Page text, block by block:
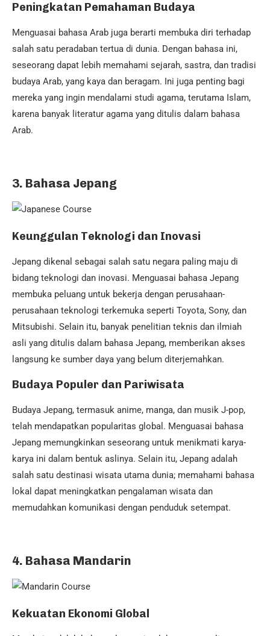
Peningkatan Pemahaman Budaya
Menguasai bahasa Arab juga berarti membuka diri terhadap
salah satu peradaban tertua di dunia. Dengan bahasa ini,
seseorang dapat lebih memahami sejarah, sastra, dan tradisi
budaya Arab, yang kaya dan beragam. Ini juga penting bagi
mereka yang ingin mendalami studi agama, terutama Islam,
karena banyak literatur agama yang ditulis dalam bahasa
Arab.
3. Bahasa Jepang
Keunggulan Teknologi dan Inovasi
Jepang dikenal sebagai salah satu negara paling maju di
bidang teknologi dan inovasi. Menguasai bahasa Jepang
membuka peluang untuk bekerja dengan perusahaan-
perusahaan teknologi terkemuka seperti Toyota, Sony, dan
Mitsubishi. Selain itu, banyak penelitian teknis dan ilmiah
asli yang ditulis dalam bahasa Jepang, memberikan akses
langsung ke sumber daya yang belum diterjemahkan.
Budaya Populer dan Pariwisata
Budaya Jepang, termasuk anime, manga, dan musik J-pop,
telah mendapatkan popularitas global. Menguasai bahasa
Jepang memungkinkan seseorang untuk menikmati karya-
karya ini dalam bentuk aslinya. Selain itu, Jepang adalah
salah satu destinasi wisata utama dunia; memahami bahasa
lokal dapat meningkatkan pengalaman wisata dan
memudahkan komunikasi dengan penduduk setempat.
4. Bahasa Mandarin
Kekuatan Ekonomi Global